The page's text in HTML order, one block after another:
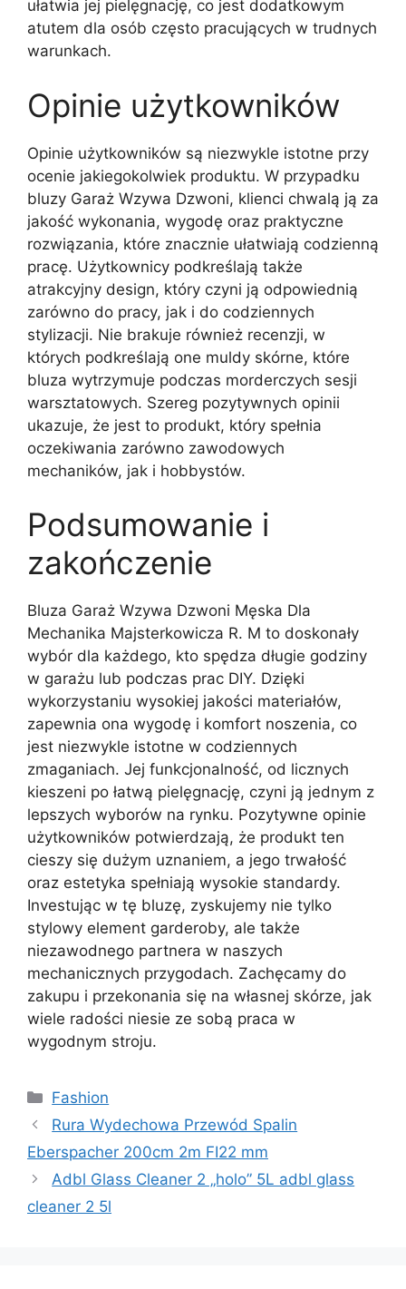
ułatwia jej pielęgnację, co jest dodatkowym
atutem dla osób często pracujących w trudnych
warunkach.
Opinie użytkowników
Opinie użytkowników są niezwykle istotne przy
ocenie jakiegokolwiek produktu. W przypadku
bluzy Garaż Wzywa Dzwoni, klienci chwalą ją za
jakość wykonania, wygodę oraz praktyczne
rozwiązania, które znacznie ułatwiają codzienną
pracę. Użytkownicy podkreślają także
atrakcyjny design, który czyni ją odpowiednią
zarówno do pracy, jak i do codziennych
stylizacji. Nie brakuje również recenzji, w
których podkreślają one muldy skórne, które
bluza wytrzymuje podczas morderczych sesji
warsztatowych. Szereg pozytywnych opinii
ukazuje, że jest to produkt, który spełnia
oczekiwania zarówno zawodowych
mechaników, jak i hobbystów.
Podsumowanie i
zakończenie
Bluza Garaż Wzywa Dzwoni Męska Dla
Mechanika Majsterkowicza R. M to doskonały
wybór dla każdego, kto spędza długie godziny
w garażu lub podczas prac DIY. Dzięki
wykorzystaniu wysokiej jakości materiałów,
zapewnia ona wygodę i komfort noszenia, co
jest niezwykle istotne w codziennych
zmaganiach. Jej funkcjonalność, od licznych
kieszeni po łatwą pielęgnację, czyni ją jednym z
lepszych wyborów na rynku. Pozytywne opinie
użytkowników potwierdzają, że produkt ten
cieszy się dużym uznaniem, a jego trwałość
oraz estetyka spełniają wysokie standardy.
Investując w tę bluzę, zyskujemy nie tylko
stylowy element garderoby, ale także
niezawodnego partnera w naszych
mechanicznych przygodach. Zachęcamy do
zakupu i przekonania się na własnej skórze, jak
wiele radości niesie ze sobą praca w
wygodnym stroju.
Kategorie
Fashion
Rura Wydechowa Przewód Spalin
Eberspacher 200cm 2m FI22 mm
Adbl Glass Cleaner 2 „holo” 5L adbl glass
cleaner 2 5l